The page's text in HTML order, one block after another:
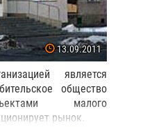
13.09.2011
является
общество
малого
рынок.